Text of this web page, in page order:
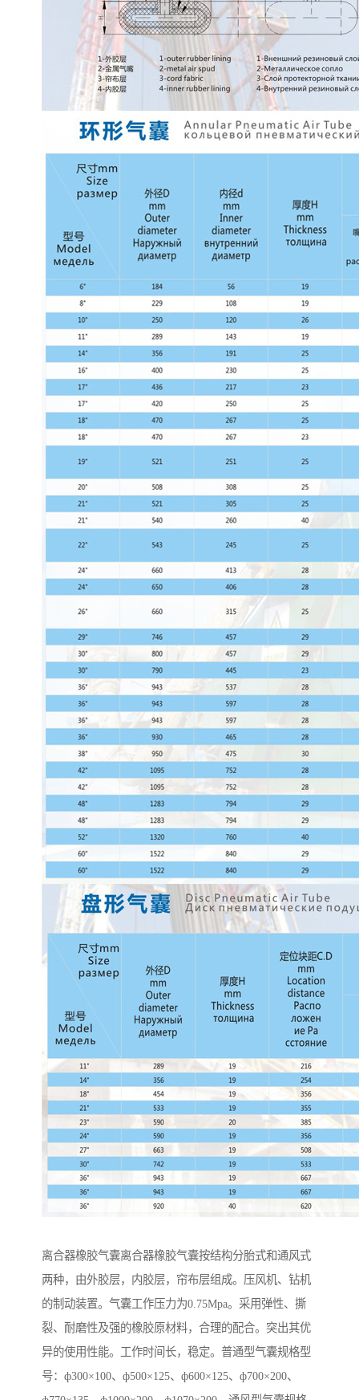
离合器橡胶气囊离合器橡胶气囊按结构分胎式和通风式
两种，由外胶层，内胶层，帘布层组成。压风机、钻机
的制动装置。气囊工作压力为0.75Mpa。采用弹性、撕
裂、耐磨性及强的橡胶原材料，合理的配合。突出其优
异的使用性能。工作时间长，稳定。普通型气囊规格型
号：ф300×100、ф500×125、ф600×125、ф700×200、